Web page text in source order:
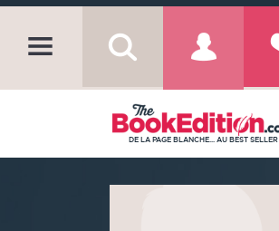
DE LA PAGE BLANCHE... AU BEST SELLER